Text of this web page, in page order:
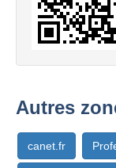
Autres
canet.fr